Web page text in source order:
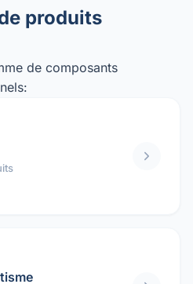
produits
de composants